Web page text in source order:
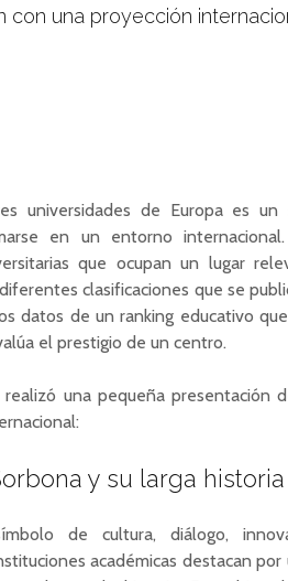
con una proyección
universidades de Europa es un
en un entorno
que ocupan un lugar
clasificaciones que se
datos de un ranking educativo
el prestigio de un centro.
una pequeña presentación
y su larga historia
de cultura, diálogo,
académicas destacan